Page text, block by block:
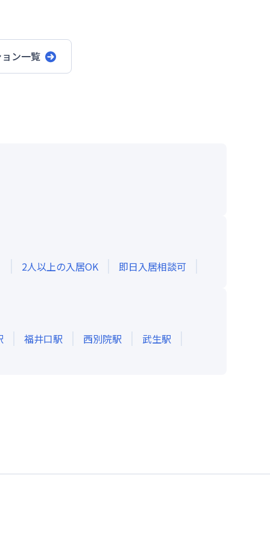
ン一覧
2人以上の入居OK 即日入居相談可
福井口駅 西別院駅 武生駅